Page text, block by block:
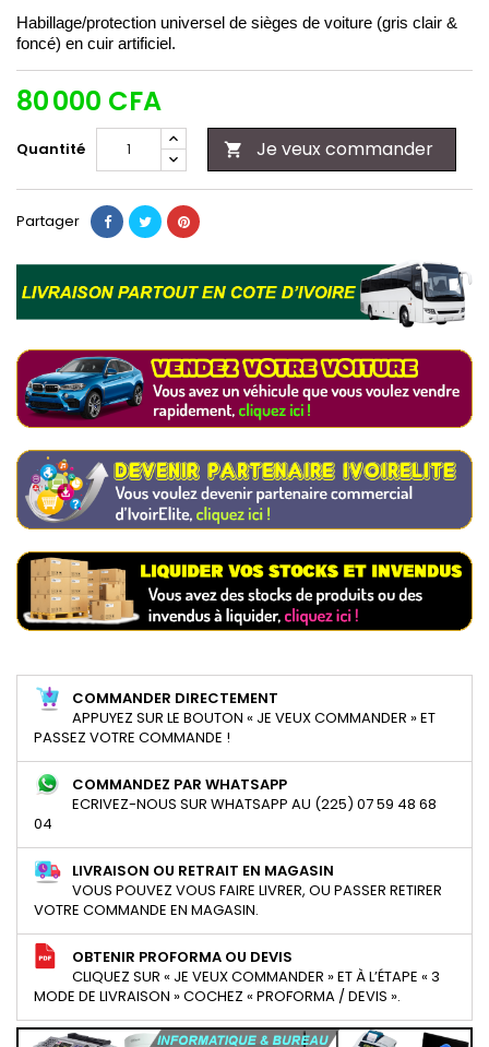
Habillage/protection universel de sièges de voiture (gris clair &
foncé) en cuir artificiel.
80 000 CFA
Quantité  Je veux commander
Partager
COMMANDER DIRECTEMENT
APPUYEZ SUR LE BOUTON « JE VEUX COMMANDER » ET
PASSEZ VOTRE COMMANDE !
COMMANDEZ PAR WHATSAPP
ECRIVEZ-NOUS SUR WHATSAPP AU (225) 07 59 48 68
04
LIVRAISON OU RETRAIT EN MAGASIN
VOUS POUVEZ VOUS FAIRE LIVRER, OU PASSER RETIRER
VOTRE COMMANDE EN MAGASIN.
OBTENIR PROFORMA OU DEVIS
CLIQUEZ SUR « JE VEUX COMMANDER » ET À L’ÉTAPE « 3
MODE DE LIVRAISON » COCHEZ « PROFORMA / DEVIS ».